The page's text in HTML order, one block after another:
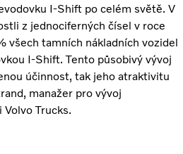
I-Shift po celém světě. V
z jednociferných čísel v roce
všech tamních nákladních vozidel
I-Shift. Tento působivý vývoj
účinnost, tak jeho atraktivitu
manažer pro vývoj
Trucks.